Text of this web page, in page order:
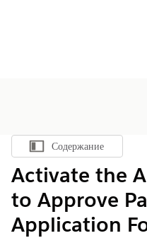
Показать содержание
Содержание
Activate the
to Approve
Application